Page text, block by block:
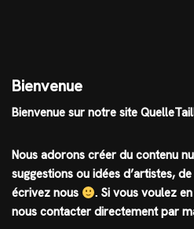
Bienvenue
Bienvenue sur notre site
Nous adorons créer du contenu
suggestions ou idées d’artistes,
écrivez nous
. Si vous voulez
nous contacter directement par